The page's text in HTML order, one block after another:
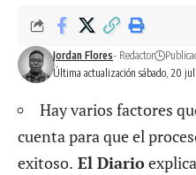
Última actualización sábado, 20
Jordan Flores- Redactor
Hay varios factores
cuenta para que el
exitoso. El Diario